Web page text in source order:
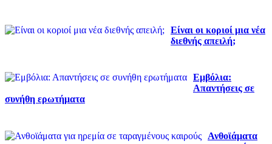
Είναι οι κοριοί μια νέα
διεθνής απειλή;
Εμβόλια:
Απαντήσεις σε
συνήθη ερωτήματα
Ανθοϊάματα